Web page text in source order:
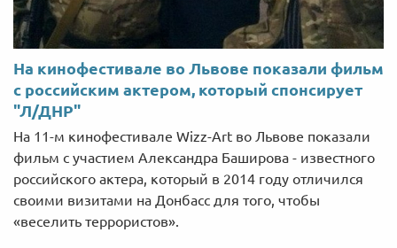
На кинофестивале во Львове показали фильм
с российским актером, который спонсирует
"Л/ДНР"
На 11-м кинофестивале Wizz-Art во Львове показали
фильм с участием Александра Баширова - известного
российского актера, который в 2014 году отличился
своими визитами на Донбасс для того, чтобы
«веселить террористов».